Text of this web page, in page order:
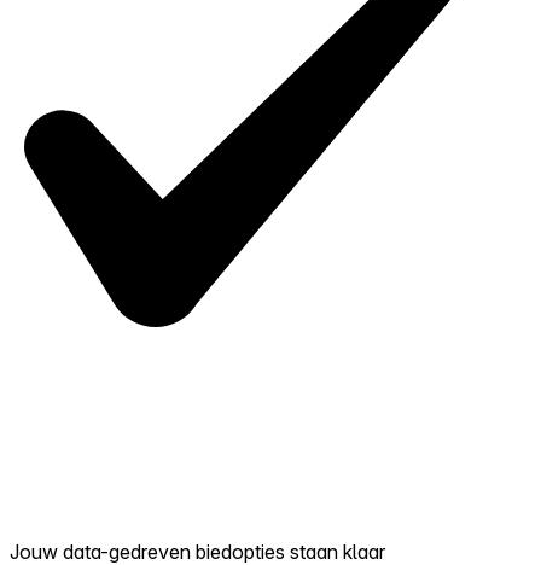
Jouw data-gedreven biedopties staan klaar